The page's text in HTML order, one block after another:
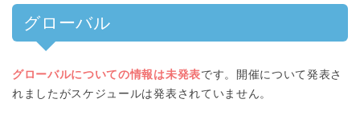
グローバル
グローバルについての情報は未発表です。開催について発表さ
れましたがスケジュールは発表されていません。